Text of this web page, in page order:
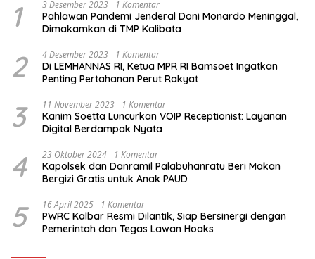
1 3 Desember 2023 1 Komentar
Pahlawan Pandemi Jenderal Doni Monardo Meninggal,
Dimakamkan di TMP Kalibata
2 4 Desember 2023 1 Komentar
Di LEMHANNAS RI, Ketua MPR RI Bamsoet Ingatkan
Penting Pertahanan Perut Rakyat
3 11 November 2023 1 Komentar
Kanim Soetta Luncurkan VOIP Receptionist: Layanan
Digital Berdampak Nyata
4 23 Oktober 2024 1 Komentar
Kapolsek dan Danramil Palabuhanratu Beri Makan
Bergizi Gratis untuk Anak PAUD
5 16 April 2025 1 Komentar
PWRC Kalbar Resmi Dilantik, Siap Bersinergi dengan
Pemerintah dan Tegas Lawan Hoaks